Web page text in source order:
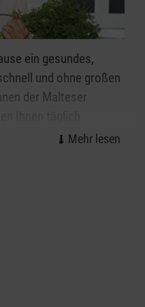
ein gesundes,
und ohne großen
der Malteser
in wenigen
und Nährstoffe
behutsames Erhitzen
der